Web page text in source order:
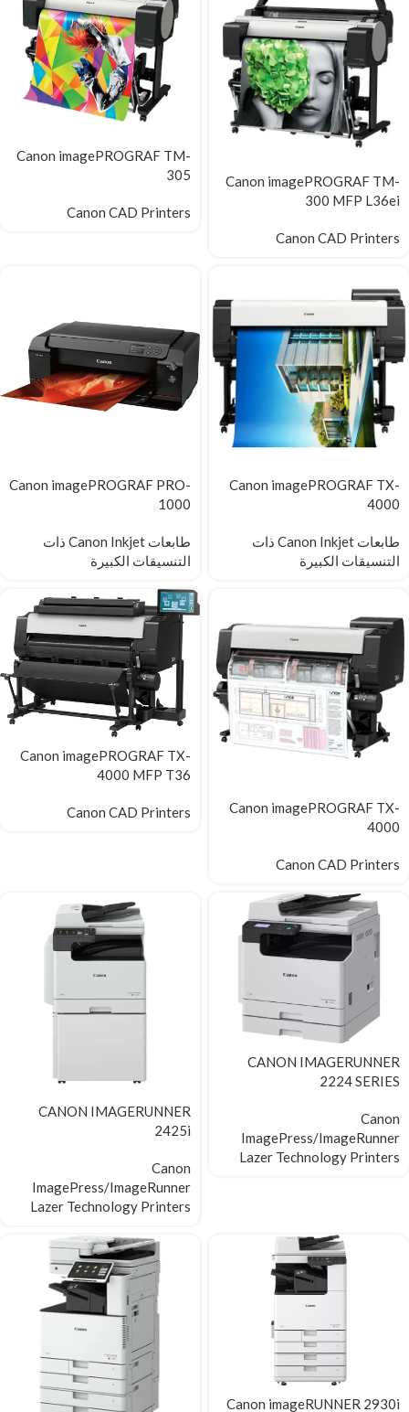
Canon imagePROGRAF TM-
300 MFP L36ei
Canon CAD Printers
Canon imagePROGRAF TM-
305
Canon CAD Printers
Canon imagePROGRAF TX-
4000
طابعات Canon Inkjet ذات
التنسيقات الكبيرة
Canon imagePROGRAF PRO-
1000
طابعات Canon Inkjet ذات
التنسيقات الكبيرة
Canon imagePROGRAF TX-
4000
Canon CAD Printers
Canon imagePROGRAF TX-
4000 MFP T36
Canon CAD Printers
CANON IMAGERUNNER
2224 SERIES
Canon
ImagePress/ImageRunner
Lazer Technology Printers
CANON IMAGERUNNER
2425i
Canon
ImagePress/ImageRunner
Lazer Technology Printers
Canon imageRUNNER 2930i